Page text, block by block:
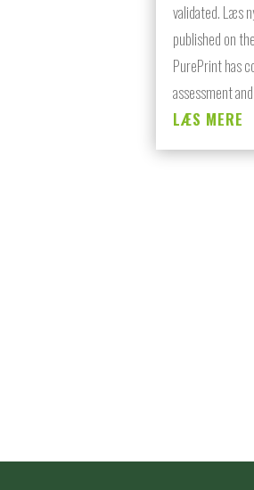
validated. Læs
published on
PurePrint has
assessment
LÆS MERE